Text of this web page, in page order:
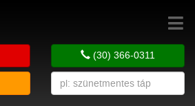
Toggle
(30) 366-0311